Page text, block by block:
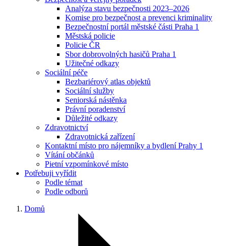
Analýza stavu bezpečnosti 2023–2026
Komise pro bezpečnost a prevenci kriminality
Bezpečnostní portál městské části Praha 1
Městská policie
Policie ČR
Sbor dobrovolných hasičů Praha 1
Užitečné odkazy
Sociální péče
Bezbariérový atlas objektů
Sociální služby
Seniorská nástěnka
Právní poradenství
Důležité odkazy
Zdravotnictví
Zdravotnická zařízení
Kontaktní místo pro nájemníky a bydlení Prahy 1
Vítání občánků
Pietní vzpomínkové místo
Potřebuji vyřídit
Podle témat
Podle odborů
Domů